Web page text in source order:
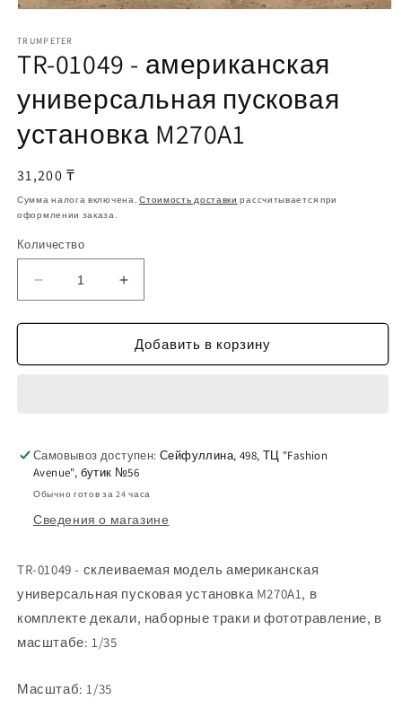
файлы
1
окне
TRUMPETER
TR-01049 - американская
универсальная пусковая
установка M270A1
Обычная
цена
31,200 ₸
Сумма налога включена.Стоимость доставки рассчитывается при
оформлении заказа.
Количество
Уменьшить
количество
TR-
-
M270A1
Увеличить
количество
TR-
01049
-
M270A1
Добавить в корзину
Самовывоз доступен:Сейфуллина, 498, ТЦ "Fashion
Avenue", бутик №56
Обычно готов за 24 часа
Сведения о магазине
TR-01049 - склеиваемая модель американская
универсальная пусковая установка M270A1, в
комплекте декали, наборные траки и фототравление, в
масштабе: 1/35
Масштаб: 1/35